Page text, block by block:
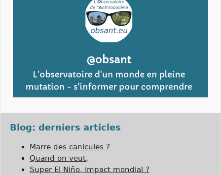
Blog: derniers articles
Marre des canicules ?
Quand on veut,
Super El Niño, impact mondial ?